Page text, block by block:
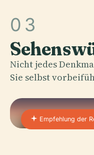
03
Nicht jedes
Sie selbst
Empfehlung der